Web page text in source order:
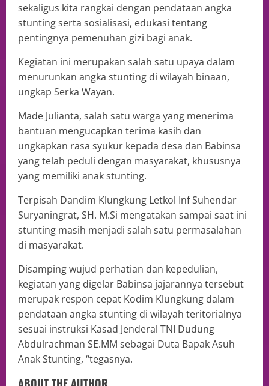
sekaligus kita rangkai dengan pendataan angka
stunting serta sosialisasi, edukasi tentang
pentingnya pemenuhan gizi bagi anak.
Kegiatan ini merupakan salah satu upaya dalam
menurunkan angka stunting di wilayah binaan,
ungkap Serka Wayan.
Made Julianta, salah satu warga yang menerima
bantuan mengucapkan terima kasih dan
ungkapkan rasa syukur kepada desa dan Babinsa
yang telah peduli dengan masyarakat, khususnya
yang memiliki anak stunting.
Terpisah Dandim Klungkung Letkol Inf Suhendar
Suryaningrat, SH. M.Si mengatakan sampai saat ini
stunting masih menjadi salah satu permasalahan
di masyarakat.
Disamping wujud perhatian dan kepedulian,
kegiatan yang digelar Babinsa jajarannya tersebut
merupak respon cepat Kodim Klungkung dalam
pendataan angka stunting di wilayah teritorialnya
sesuai instruksi Kasad Jenderal TNI Dudung
Abdulrachman SE.MM sebagai Duta Bapak Asuh
Anak Stunting, “tegasnya.
ABOUT THE AUTHOR